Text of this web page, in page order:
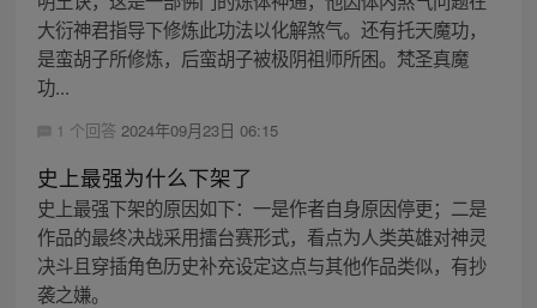
大衍神君指导下修炼此功法以化解煞气。还有托天魔功，
是蛮胡子所修炼，后蛮胡子被极阴祖师所困。梵圣真魔
功...
1 个回答 2024年09月23日 06:15
史上最强为什么下架了
史上最强下架的原因如下：一是作者自身原因停更；二是
作品的最终决战采用擂台赛形式，看点为人类英雄对神灵
决斗且穿插角色历史补充设定这点与其他作品类似，有抄
袭之嫌。